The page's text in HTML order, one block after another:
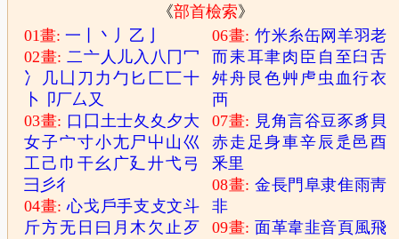
《部首檢索》
01畫:一 丶 丿 乙
02畫:二亠 人 儿入 八 冂冖
冫
几 凵 刀 力 勹 匕 匚匸十
卜
卩厂厶 又
03畫: 口 囗 土士夂 夊 夕大
女子宀寸小尢尸 屮 山巛
工 己 巾 干幺 广廴廾弋弓
彐 彡彳
04畫:心戈 戶手支 攴文斗
斤方无 日 曰 月木 欠止 歹
06畫: 竹米糸缶网 羊羽老
而耒耳聿肉 臣 自 至 臼舌
舛舟 艮色艸 虍 虫 血行衣
襾
07畫: 見角言谷豆豕豸 貝
赤走 足身車辛辰 辵 邑酉
釆里
08畫: 金長門 阜隶隹雨靑
非
09畫: 面革韋韭音頁風飛